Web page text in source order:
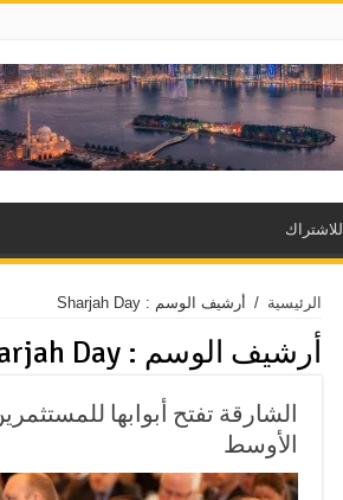
للاشتراك
الرئيسية / أرشيف الوسم : Sharjah Day
أرشيف الوسم :Day
الشارقة تفتح أبوابها
الأوسط